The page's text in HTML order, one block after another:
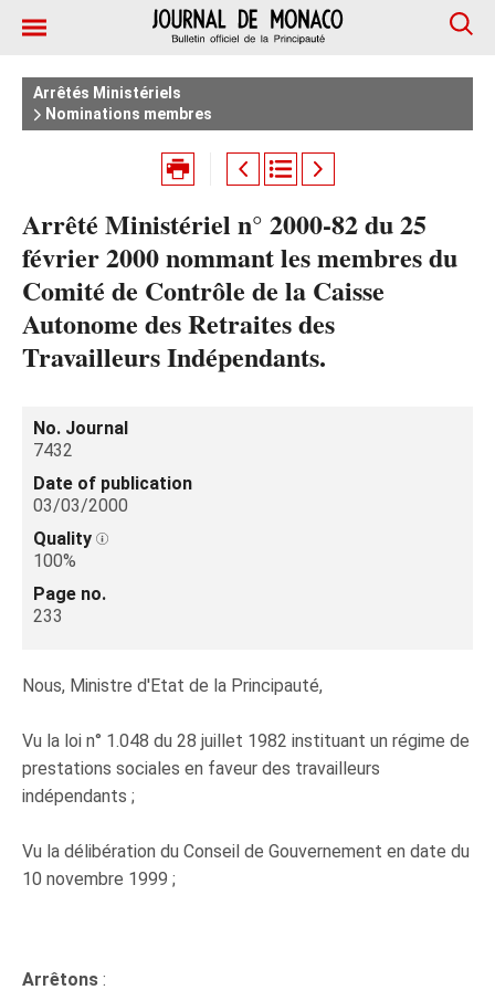
Arrêtés Ministériels
Nominations membres
Arrêté Ministériel n° 2000-82 du 25
février 2000 nommant les membres du
Comité de Contrôle de la Caisse
Autonome des Retraites des
Travailleurs Indépendants.
No. Journal
7432
Date of publication
03/03/2000
Quality
100%
Page no.
233
Nous, Ministre d'Etat de la Principauté,
Vu la loi n° 1.048 du 28 juillet 1982 instituant un régime de
prestations sociales en faveur des travailleurs
indépendants ;
Vu la délibération du Conseil de Gouvernement en date du
10 novembre 1999 ;
Arrêtons :